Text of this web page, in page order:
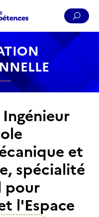
Pied de page
et
spécialité
pour
l'Espace